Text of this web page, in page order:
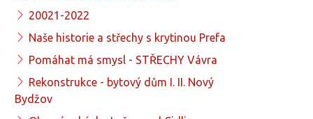
20021-2022
Naše historie a střechy s krytinou Prefa
Pomáhat má smysl - STŘECHY Vávra
Rekonstrukce - bytový dům I. II. Nový
Bydžov